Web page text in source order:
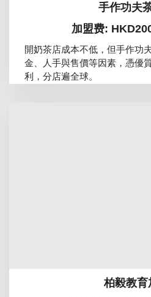
手作功夫
加盟费:
開奶茶店成本不低，但手作功
金、人手與售價等因素，憑優
利，分店遍全球。
柏毅教育